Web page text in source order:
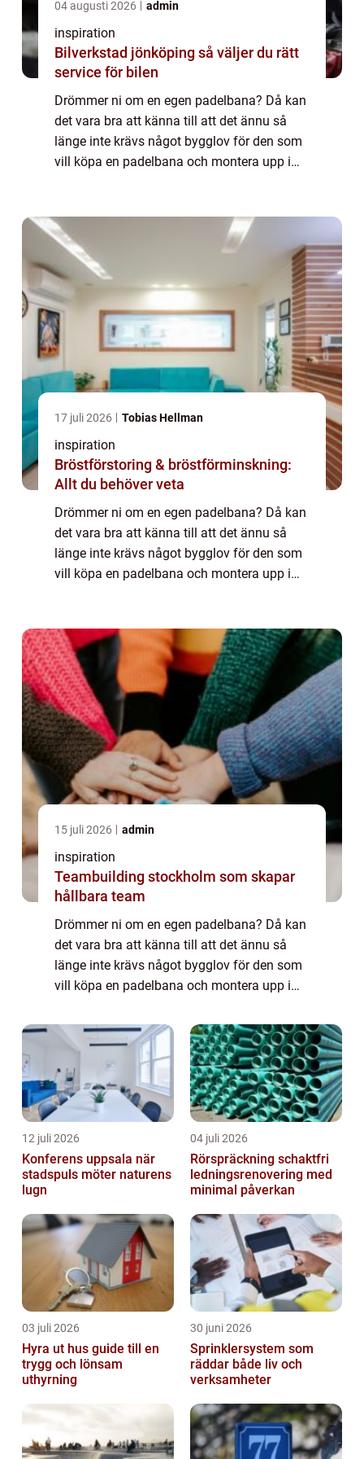
04 augusti 2026 admin
inspiration
Bilverkstad jönköping så väljer du rätt
service för bilen
Drömmer ni om en egen padelbana? Då kan
det vara bra att känna till att det ännu så
länge inte krävs något bygglov för den som
vill köpa en padelbana och montera upp i
17 juli 2026 Tobias Hellman
inspiration
Bröstförstoring & bröstförminskning:
Allt du behöver veta
Drömmer ni om en egen padelbana? Då kan
det vara bra att känna till att det ännu så
länge inte krävs något bygglov för den som
vill köpa en padelbana och montera upp i
15 juli 2026 admin
inspiration
Teambuilding stockholm som skapar
hållbara team
Drömmer ni om en egen padelbana? Då kan
det vara bra att känna till att det ännu så
länge inte krävs något bygglov för den som
vill köpa en padelbana och montera upp i
privatpersoner och bostadsrättsfören...
12 juli 2026
Konferens uppsala när
stadspuls möter naturens
lugn
04 juli 2026
Rörspräckning schaktfri
ledningsrenovering med
minimal påverkan
03 juli 2026
Hyra ut hus guide till en
trygg och lönsam
uthyrning
30 juni 2026
Sprinklersystem som
räddar både liv och
verksamheter